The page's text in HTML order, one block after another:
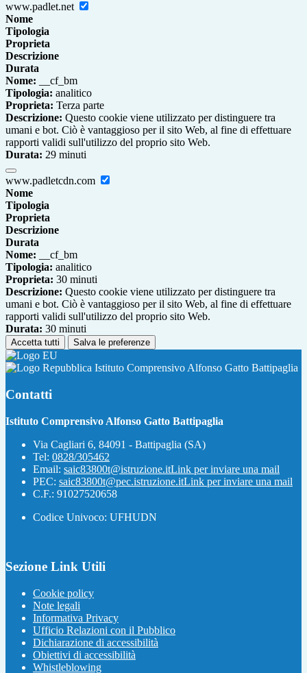
www.padlet.net
Nome
Tipologia
Proprieta
Descrizione
Durata
Nome: __cf_bm
Tipologia: analitico
Proprieta: Terza parte
Descrizione: Questo cookie viene utilizzato per distinguere tra
umani e bot. Ciò è vantaggioso per il sito Web, al fine di effettuare
rapporti validi sull'utilizzo del proprio sito Web.
Durata: 29 minuti
www.padletcdn.com
Nome
Tipologia
Proprieta
Descrizione
Durata
Nome: __cf_bm
Tipologia: analitico
Proprieta: 30 minuti
Descrizione: Questo cookie viene utilizzato per distinguere tra
umani e bot. Ciò è vantaggioso per il sito Web, al fine di effettuare
rapporti validi sull'utilizzo del proprio sito Web.
Durata: 30 minuti
Accetta tutti Salva le preferenze
Istituto Comprensivo Alfonso Gatto Battipaglia
Contatti
Istituto Comprensivo Alfonso Gatto Battipaglia
Via Cagliari 6, 84091 - Battipaglia (SA)
Tel: 0828/305462
Email: saic83800t@istruzione.itLink per inviare una mail
PEC: saic83800t@pec.istruzione.itLink per inviare una mail
C.F.: 91027520658
Codice Univoco: UFHUDN
Sezione Link Utili
Cookie policy
Note legali
Informativa Privacy
Ufficio Relazioni con il Pubblico
Dichiarazione di accessibilità
Obiettivi di accessibilità
Whistleblowing